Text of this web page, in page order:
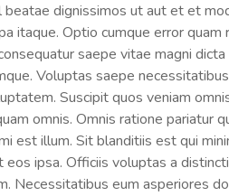
beatae dignissimos ut aut et et
itaque. Optio cumque error
saepe vitae magni
Voluptas saepe
Suscipit quos veniam
omnis. Omnis ratione pariatur
est illum. Sit blanditiis est qui
eos ipsa. Officiis voluptas a
Necessitatibus eum asperiores